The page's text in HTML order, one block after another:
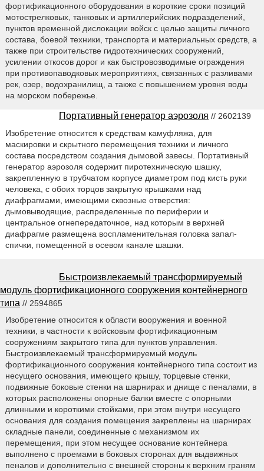
фортификационного оборудования в короткие сроки позиций
мотострелковых, танковых и артиллерийских подразделений,
пунктов временной дислокации войск с целью защиты личного
состава, боевой техники, транспорта и материальных средств, а
также при строительстве гидротехнических сооружений,
усилении откосов дорог и как быстровозводимые ограждения
при противопаводковых мероприятиях, связанных с разливами
рек, озер, водохранилищ, а также с повышением уровня воды
на морском побережье.
Портативный генератор аэрозоля // 2602139
Изобретение относится к средствам камуфляжа, для
маскировки и скрытного перемещения техники и личного
состава посредством создания дымовой завесы. Портативный
генератор аэрозоля содержит пиротехническую шашку,
закрепленную в трубчатом корпусе диаметром под кисть руки
человека, с обоих торцов закрытую крышками над
диафрагмами, имеющими сквозные отверстия:
дымовыводящие, распределенные по периферии и
центральное огнепередаточное, над которым в верхней
диафрагме размещена воспламенительная головка запал-
спички, помещенной в осевом канале шашки.
Быстроизвлекаемый трансформируемый
модуль фортификационного сооружения контейнерного
типа // 2594865
Изобретение относится к области вооружения и военной
техники, в частности к войсковым фортификационным
сооружениям закрытого типа для пунктов управления.
Быстроизвлекаемый трансформируемый модуль
фортификационного сооружения контейнерного типа состоит из
несущего основания, имеющего крышу, торцевые стенки,
подвижные боковые стенки на шарнирах и днище с пеналами, в
которых расположены опорные балки вместе с опорными
длинными и короткими стойками, при этом внутри несущего
основания для создания помещения закреплены на шарнирах
складные панели, соединенные с механизмом их
перемещения, при этом несущее основание контейнера
выполнено с проемами в боковых сторонах для выдвижных
пеналов и дополнительно с внешней стороны к верхним граням